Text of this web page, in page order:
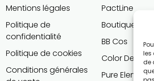
les
de
Mentions légales
Politique de
confidentialité
Politique de cookies
Conditions générales
PactLine
Boutique
BB Cos
Color
Pure